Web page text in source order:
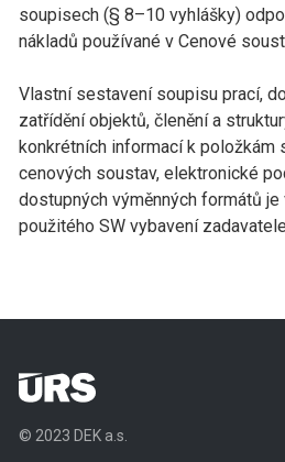
soupisech (§ 8–10 vyhlášky)
nákladů používané v Cenové
Vlastní sestavení soupisu prací,
zatřídění objektů, členění a
konkrétních informací k položkám
cenových soustav, elektronické
dostupných výměnných formátů
použitého SW vybavení
© 2023 DEK a.s.